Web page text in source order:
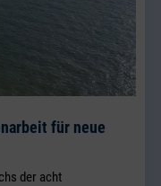
für neue
der acht